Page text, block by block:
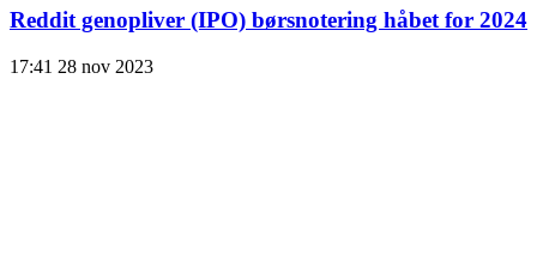
Reddit genopliver (IPO) børsnotering håbet for 2024
17:41 28 nov 2023